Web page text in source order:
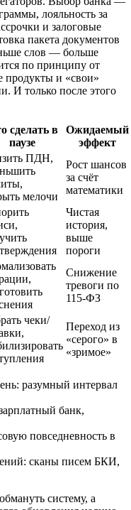
лояльность за
и залоговые
пакета документов
слов — больше
по принципу от
продукты и «свои»
И только после этого
сделать в
паузе
Ожидаемый
эффект
ПДН,
мелочи
Рост шансов
за счёт
математики
Чистая
история,
выше
пороги
Снижение
тревоги по
115‑ФЗ
чеки/
Переход из
«серого» в
«зримое»
разумный интервал
банк,
повседневность в
сканы писем БКИ,
систему, а